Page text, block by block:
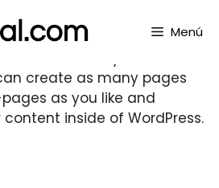
Menú
a WordPress page, you
information about yourself
create as many pages
as you like and
inside of WordPress.